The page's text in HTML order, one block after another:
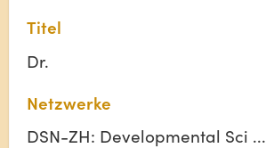
Titel
Dr.
Netzwerke
DSN-ZH: Developmental Sci ...